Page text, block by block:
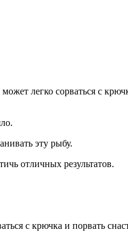
легко сорваться с
эту рыбу.
отличных результатов.
с крючка и порвать